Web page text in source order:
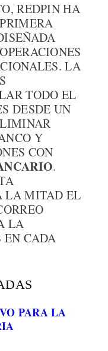
REDPIN HA
LA
TODO EL
DESDE UN
Y
CON
.
LA MITAD EL
LA
EN CADA
PARA LA